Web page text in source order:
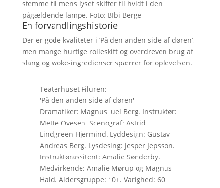
stemme til mens lyset skifter til hvidt i den
pågældende lampe. Foto: BIbi Berge
En forvandlingshistorie
Der er gode kvaliteter i ’På den anden side af døren’,
men mange hurtige rolleskift og overdreven brug af
slang og woke-ingredienser spærrer for oplevelsen.
Teaterhuset Filuren:
'På den anden side af døren'
Dramatiker: Magnus Iuel Berg. Instruktør:
Mette Ovesen. Scenograf: Astrid
Lindgreen Hjermind. Lyddesign: Gustav
Andreas Berg. Lysdesing: Jesper Jepsson.
Instruktørassitent: Amalie Sønderby.
Medvirkende: Amalie Mørup og Magnus
Hald. Aldersgruppe: 10+. Varighed: 60